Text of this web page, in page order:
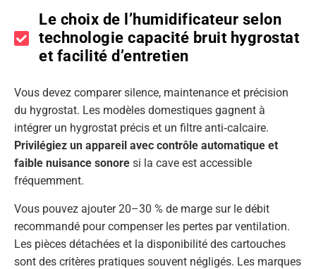
Le choix de l’humidificateur selon
technologie capacité bruit hygrostat
et facilité d’entretien
Vous devez comparer silence, maintenance et précision
du hygrostat. Les modèles domestiques gagnent à
intégrer un hygrostat précis et un filtre anti‑calcaire.
Privilégiez un appareil avec contrôle automatique et
faible nuisance sonore si la cave est accessible
fréquemment.
Vous pouvez ajouter 20–30 % de marge sur le débit
recommandé pour compenser les pertes par ventilation.
Les pièces détachées et la disponibilité des cartouches
sont des critères pratiques souvent négligés. Les marques